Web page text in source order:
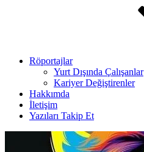
Röportajlar
Yurt Dışında Çalışanlar
Kariyer Değiştirenler
Hakkımda
İletişim
Yazıları Takip Et